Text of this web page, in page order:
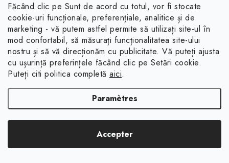
Făcând clic pe Sunt de acord cu totul, vor fi stocate
cookie-uri funcționale, preferențiale, analitice și de
marketing - vă putem astfel permite să utilizați site-ul în
mod confortabil, să măsurați funcționalitatea site-ului
nostru și să vă direcționăm cu publicitate. Vă puteți ajusta
cu ușurință preferințele făcând clic pe Setări cookie.
Puteți citi politica completă aici.
Paramètres
Accepter
Informații pentru tine
À propos
Conditions de vente
Facebook
Copyright 2026Magsy.fr. Tous droits réservés.Modifier les paramètres des
cookies